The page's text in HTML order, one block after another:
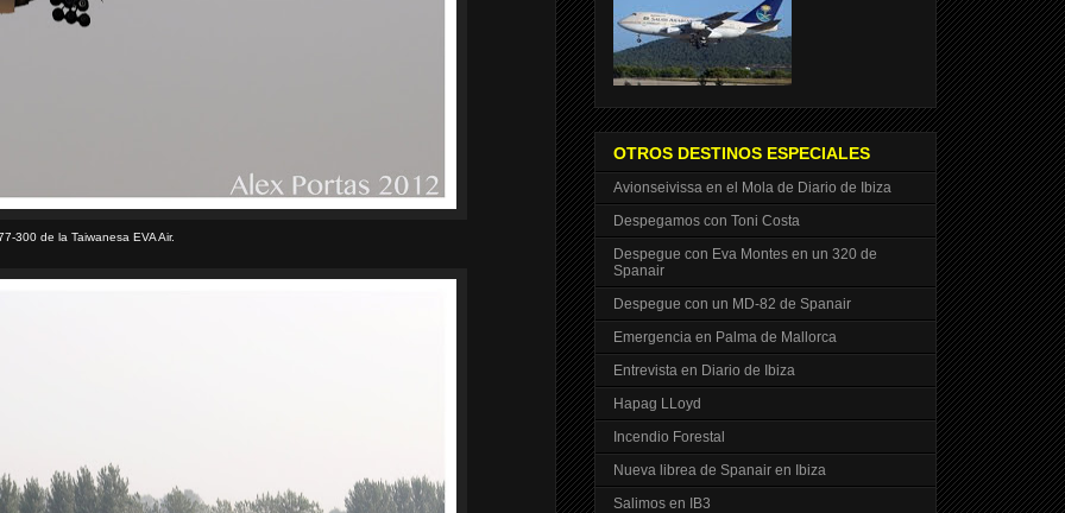
300 de la Taiwanesa EVA Air.
OTROS DESTINOS ESPECIALES
Avionseivissa en el Mola de Diario de Ibiza
Despegamos con Toni Costa
Despegue con Eva Montes en un 320 de
Spanair
Despegue con un MD-82 de Spanair
Emergencia en Palma de Mallorca
Entrevista en Diario de Ibiza
Hapag LLoyd
Incendio Forestal
Nueva librea de Spanair en Ibiza
Salimos en IB3